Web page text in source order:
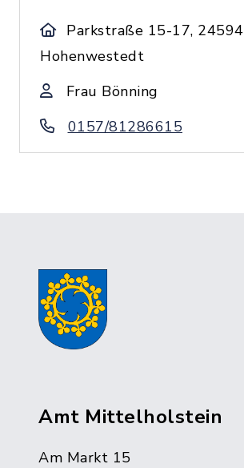
Parkstraße 15-17, 24594
Hohenwestedt
Frau Bönning
0157/81286615
Amt Mittelholstein
Am Markt 15